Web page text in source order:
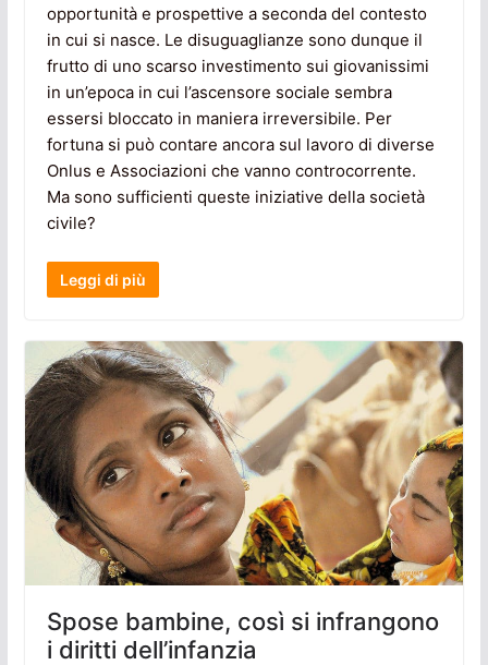
opportunità e prospettive a seconda del contesto
in cui si nasce. Le disuguaglianze sono dunque il
frutto di uno scarso investimento sui giovanissimi
in un’epoca in cui l’ascensore sociale sembra
essersi bloccato in maniera irreversibile. Per
fortuna si può contare ancora sul lavoro di diverse
Onlus e Associazioni che vanno controcorrente.
Ma sono sufficienti queste iniziative della società
civile?
Leggi di più
Spose bambine, così si infrangono
i diritti dell’infanzia